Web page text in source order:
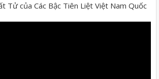
Tử của Các Bậc Tiên Liệt Việt Nam Quốc